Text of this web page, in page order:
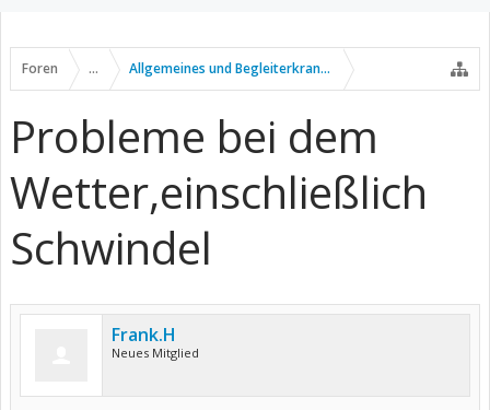
Foren ... Allgemeines und Begleiterkrankungen
Probleme bei dem
Wetter,einschließlich
Schwindel
Frank.H
Neues Mitglied